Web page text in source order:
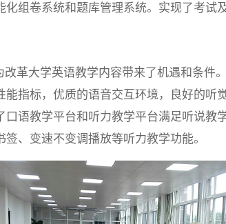
组卷系统和题库管理系统。实现了考试
革大学英语教学内容带来了机遇和条件
指标，优质的语音交互环境，良好的听
语教学平台和听力教学平台满足听说教
、变速不变调播放等听力教学功能。